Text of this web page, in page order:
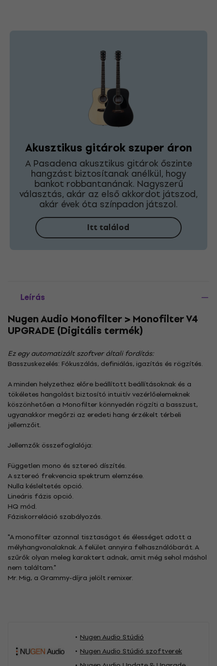
Akusztikus gitárok szuper áron
A Pasadena akusztikus gitárok őszinte
hangzást biztosítanak anélkül, hogy
bankot robbantanának. Nagyszerű
választás, akár az első akkordot játszod,
akár évek óta színpadon játszol.
Itt találod
Leírás
Nugen Audio Monofilter > Monofilter V4
UPGRADE (Digitális termék)
Ez egy automatizált szoftver általi fordítás:
Basszuskezelés: Fókuszálás, definiálás, igazítás és rögzítés.
A minden helyzethez előre beállított beállításoknak és a
tökéletes hangolást biztosító intuitív vezérlőelemeknek
köszönhetően a Monofilter könnyedén rögzíti a basszust,
ugyanakkor megőrzi az eredeti hang érzékelt térbeli
jellemzőit.
Jellemzők összefoglalója:
Független mono és sztereó díszítés.
A sztereó frekvencia spektrum elemzése.
Nulla késleltetés opció.
Lineáris fázis opció.
HQ mód.
Fáziskorreláció szabályozás.
"A monofilter azonnal tisztaságot és élességet adott a
mélyhangvonalaknak. A felület annyira felhasználóbarát. A
szűrők olyan meleg karaktert adnak, amit még sehol máshol
nem találtam."
Mr. Mig, a Grammy-díjra jelölt remixer.
Nugen Audio Stúdió
Nugen Audio Stúdió szoftverek